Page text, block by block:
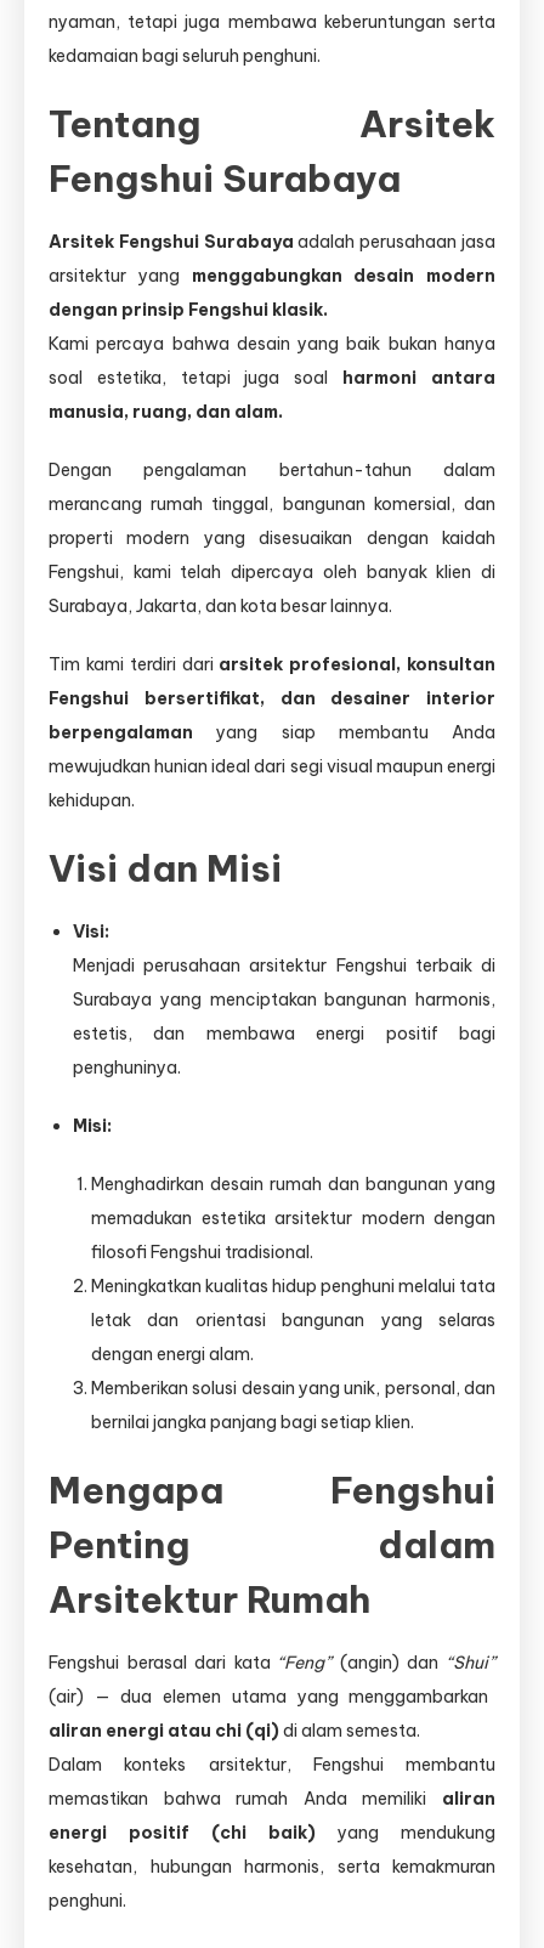
nyaman, tetapi juga membawa keberuntungan serta
kedamaian bagi seluruh penghuni.
Tentang Arsitek
Fengshui Surabaya
Arsitek Fengshui Surabaya adalah perusahaan jasa
arsitektur yang menggabungkan desain modern
dengan prinsip Fengshui klasik.
Kami percaya bahwa desain yang baik bukan hanya
soal estetika, tetapi juga soal harmoni antara
manusia, ruang, dan alam.
Dengan pengalaman bertahun-tahun dalam
merancang rumah tinggal, bangunan komersial, dan
properti modern yang disesuaikan dengan kaidah
Fengshui, kami telah dipercaya oleh banyak klien di
Surabaya, Jakarta, dan kota besar lainnya.
Tim kami terdiri dari arsitek profesional, konsultan
Fengshui bersertifikat, dan desainer interior
berpengalaman yang siap membantu Anda
mewujudkan hunian ideal dari segi visual maupun energi
kehidupan.
Visi dan Misi
Visi:
Menjadi perusahaan arsitektur Fengshui terbaik di
Surabaya yang menciptakan bangunan harmonis,
estetis, dan membawa energi positif bagi
penghuninya.
Misi:
Menghadirkan desain rumah dan bangunan yang
memadukan estetika arsitektur modern dengan
filosofi Fengshui tradisional.
Meningkatkan kualitas hidup penghuni melalui tata
letak dan orientasi bangunan yang selaras
dengan energi alam.
Memberikan solusi desain yang unik, personal, dan
bernilai jangka panjang bagi setiap klien.
Mengapa Fengshui
Penting dalam
Arsitektur Rumah
Fengshui berasal dari kata “Feng”(angin) dan “Shui”
(air) — dua elemen utama yang menggambarkan
aliran energi atau chi (qi)di alam semesta.
Dalam konteks arsitektur, Fengshui membantu
memastikan bahwa rumah Anda memiliki aliran
energi positif (chi baik) yang mendukung
kesehatan, hubungan harmonis, serta kemakmuran
penghuni.